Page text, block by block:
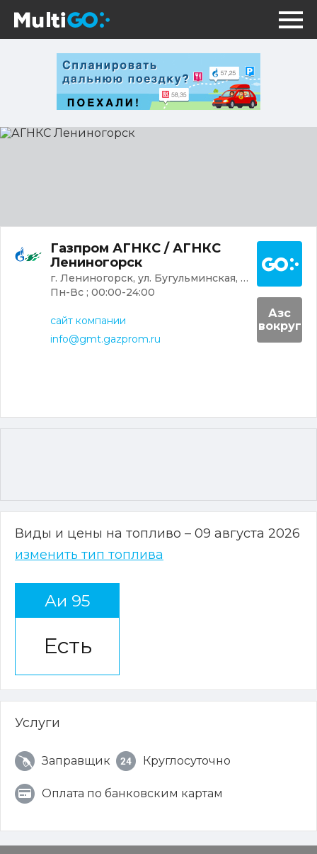
АГНКС
Газпром АГНКС / АГНКС
Лениногорск
г. Лениногорск, ул. Бугульминская, 41
Пн-Вс ; 00:00-24:00
сайт компании
info@gmt.gazprom.ru
Азс
вокруг
Виды и цены на топливо – 09 августа 2026
изменить тип топлива
Аи 95
Есть
Услуги
Заправщик Круглосуточно
Оплата по банковским картам